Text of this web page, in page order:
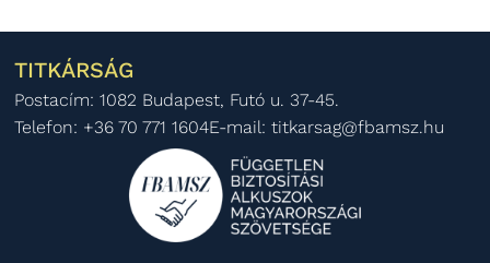
TITKÁRSÁG
Postacím: 1082 Budapest, Futó u. 37-45.
Telefon: +36 70 771 1604E-mail: titkarsag@fbamsz.hu